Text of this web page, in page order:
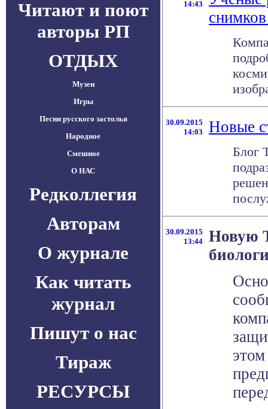
Читают и поют
авторы РП
ОТДЫХ
Музеи
Игры
Песни русского застолья
Народное
Смешное
О НАС
Редколлегия
Авторам
О журнале
Как читать
журнал
Пишут о нас
Тираж
РЕСУРСЫ
14:43
30.09.2015
14:03
Новые
Блог
30.09.2015
13:44
Новую